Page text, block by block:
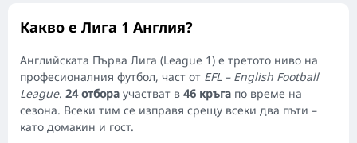
Какво е Лига 1 Англия?
Английската Първа Лига (League 1) е третото ниво на
професионалния футбол, част от EFL – English Football
League. 24 отбора участват в 46 кръга по време на
сезона. Всеки тим се изправя срещу всеки два пъти –
като домакин и гост.